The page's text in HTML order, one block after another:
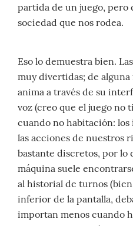
partida de un juego, pero
sociedad que nos rodea.
Eso lo demuestra bien.
muy divertidas; de alguna
anima a través de su
voz (creo que el juego no
cuando no habitación:
las acciones de nuestros
bastante discretos, por lo
máquina suele
al historial de turnos
inferior de la pantalla,
importan menos cuando